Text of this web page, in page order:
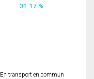
31.17 %
En transport en commun